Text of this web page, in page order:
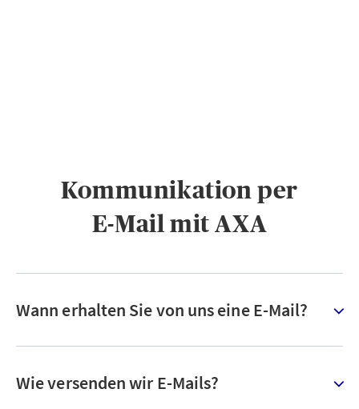
Kommunikation per
E-Mail mit AXA
Wann erhalten Sie von uns eine E-Mail?
Wie versenden wir E-Mails?